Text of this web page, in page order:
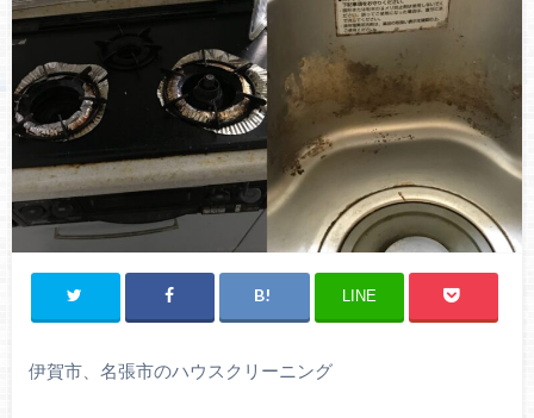
LINE
伊賀市、名張市のハウスクリーニング